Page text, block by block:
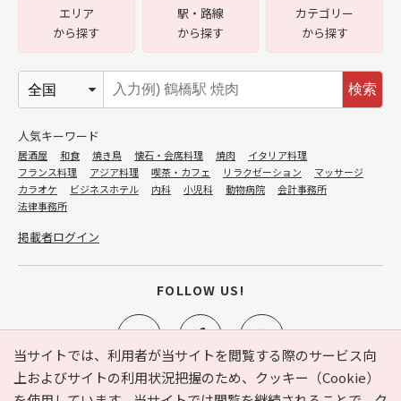
当サイトでは、利用者が当サイトを閲覧する際のサービス向
上およびサイトの利用状況把握のため、クッキー（Cookie）
エリア
から探す
駅・路線
から探す
カテゴリー
から探す
検索
人気キーワード
居酒屋 和食 焼き鳥 懐石・会席料理 焼肉
イタリア料理
フランス料理
アジア料理 喫茶・カフェ リラクゼーション
マッサージ
カラオケ
ビジネスホテル 内科 小児科 動物病院
会計事務所
法律事務所
掲載者ログイン
FOLLOW US!